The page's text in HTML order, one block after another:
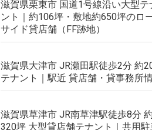
滋賀県栗東市 国道1号線沿い大型テ
ント｜約106坪・敷地約650坪のロ
サイド貸店舗（FF跡地）
滋賀県大津市 JR瀬田駅徒歩2分 約
テナント｜駅近 貸店舗・貸事務所
滋賀県草津市 JR南草津駅徒歩8分 約
320坪 大型貸店舗テナント｜共用